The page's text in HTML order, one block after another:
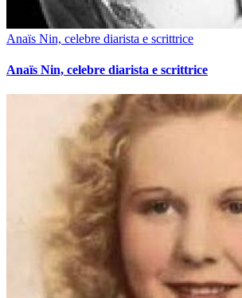
Anaïs Nin, celebre diarista e scrittrice
Anaïs Nin, celebre diarista e scrittrice